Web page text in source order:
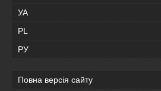
УА
PL
РУ
Повна версія сайту